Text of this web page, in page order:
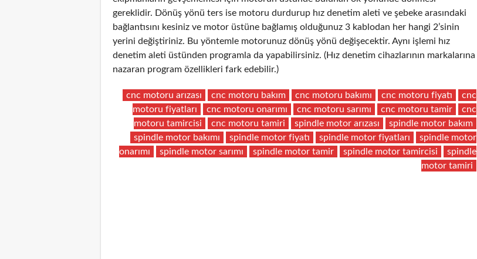
gereklidir. Dönüş yönü ters ise motoru durdurup hız denetim aleti ve şebeke arasındaki
bağlantısını kesiniz ve motor üstüne bağlamış olduğunuz 3 kablodan her hangi 2’sinin
yerini değiştiriniz. Bu yöntemle motorunuz dönüş yönü değişecektir. Aynı işlemi hız
denetim aleti üstünden programla da yapabilirsiniz. (Hız denetim cihazlarının markalarına
nazaran program özellikleri fark edebilir.)
cnc motoru arızası cnc motoru bakım cnc motoru bakımı cnc motoru fiyatı
cnc
motoru fiyatları
cnc motoru onarımı cnc motoru sarımı cnc motoru tamir
cnc
motoru tamircisi
cnc motoru tamiri spindle motor arızası
spindle motor bakım
spindle motor bakımı
spindle motor fiyatı spindle motor fiyatları
spindle motor
onarımı
spindle motor sarımı spindle motor tamir spindle motor tamircisi
spindle
motor tamiri